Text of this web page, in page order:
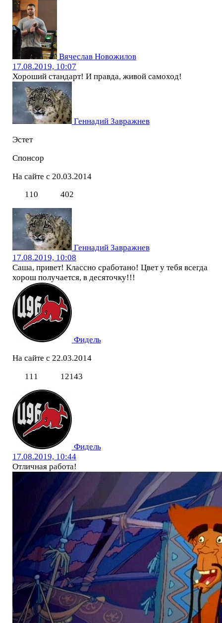
Вячеслав Новожилов
17.08.2019, 10:07
Хороший стандарт! И правда, живой самоход!
Геннадий Завражнев
Эстет
Спонсор
На сайте с 20.03.2014
110
402
Геннадий Завражнев
17.08.2019, 10:08
Саша, привет! Классно сработано! Цвет у тебя всегда
хорош получается, в десяточку!!!
Фидель
На сайте с 22.03.2014
111
12143
Фидель
17.08.2019, 10:44
Отличная работа!